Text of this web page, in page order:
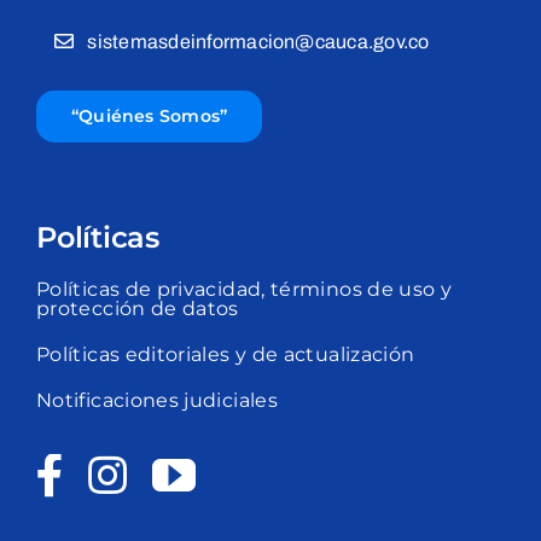
sistemasdeinformacion@cauca.gov.co
“Quiénes Somos”
Políticas
Políticas de privacidad, términos de uso y
protección de datos
Políticas editoriales y de actualización
Notificaciones judiciales